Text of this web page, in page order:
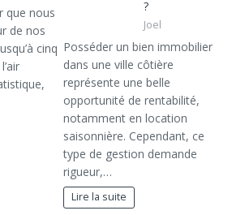
que nous
de nos
cinq
?
Joel
Posséder un bien immobilier
dans une ville côtière
représente une belle
opportunité de rentabilité,
notamment en location
saisonnière. Cependant, ce
type de gestion demande
rigueur,…
Lire la suite